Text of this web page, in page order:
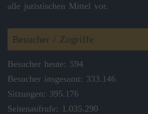
alle juristischen Mittel vor.
Besucher / Zugriffe
Besucher heute: 594
Besucher insgesamt: 333.146
Sitzungen: 395.176
Seitenaufrufe: 1.035.290